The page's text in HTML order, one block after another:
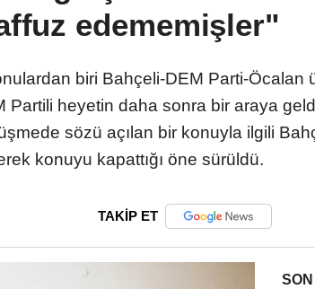
edememişler"
biri Bahçeli-DEM Parti-Öcalan
Partili heyetin daha sonra bir araya
sözü açılan bir konuyla ilgili
konuyu kapattığı öne sürüldü.
TAKİP ET